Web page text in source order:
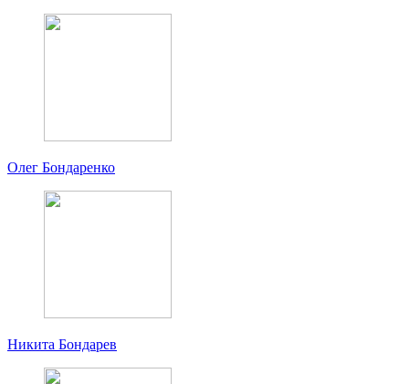
Олег Бондаренко
Никита Бондарев